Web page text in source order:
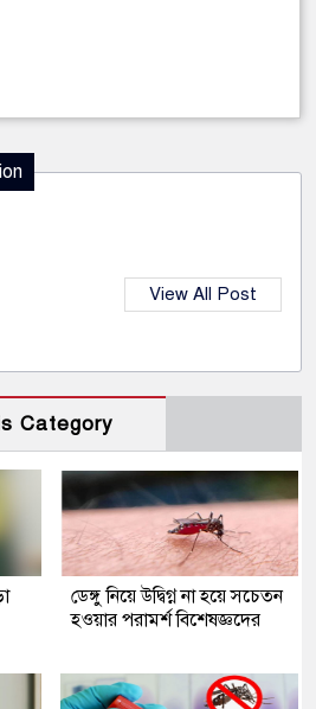
View All Post
Category
ডেঙ্গু নিয়ে উদ্বিগ্ন না হয়ে সচেতন
হওয়ার পরামর্শ বিশেষজ্ঞদের